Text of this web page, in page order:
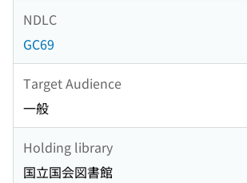
NDLC
GC69
Target Audience
一般
Holding library
国立国会図書館